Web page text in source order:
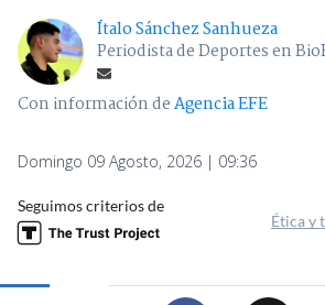
Ítalo Sánchez Sanhueza
Periodista de Deportes en
Con información deAgencia EFE
Domingo 09 Agosto, 2026 | 09:36
Seguimos criterios de
Ética y